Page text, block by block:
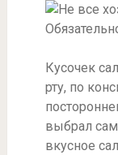
Кусочек
рту, по
выбрал
вкусное